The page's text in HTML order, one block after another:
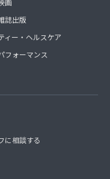
画
誌出版
ィー・ヘルスケア
フォーマンス
に相談する